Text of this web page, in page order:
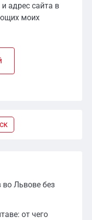
адрес сайта в
моих
во Львове без
от чего